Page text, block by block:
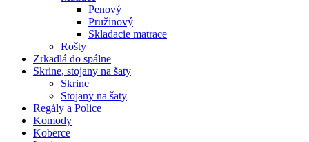
Penový
Pružinový
Skladacie matrace
Rošty
Zrkadlá do spálne
Skrine, stojany na šaty
Skrine
Stojany na šaty
Regály a Police
Komody
Koberce